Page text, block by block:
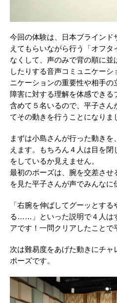
今回の体験は、日本ブラインド
えてもらいながら行う「オフ
なくして、声のみで背の順に並
したりする音声コミュニケーシ
ニケーションの重要性や相手の
障害に対する理解を体感でき
含めて５名いるので、平子さん
てその動きを行うことになりま
まずは小島さんが行った動き
えます。もちろん４人は目を
をしているか見えません。
最初のポーズは、腕を交差さ
を見た平子さんが声でみんなに
「右腕を伸ばしてグーッとす
る……」といった説明で４人は
アです！一問クリアしたことで
次は難易度をあげた動きにチ
ポーズです。